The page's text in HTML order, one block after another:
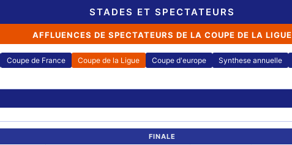
STADES ET SPECTATEURS
AFFLUENCES DE SPECTATEURS DE LA COUPE DE LA LIGUE
Coupe de France Coupe de la Ligue Coupe d'europe Synthese annuelle
FINALE